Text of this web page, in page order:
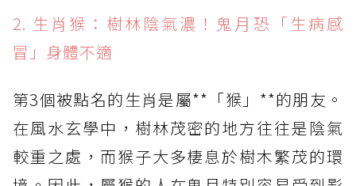
2. 生肖猴：樹林陰氣濃！鬼月恐「生病感
冒」身體不適
第3個被點名的生肖是屬**「猴」**的朋友。
在風水玄學中，樹林茂密的地方往往是陰氣
較重之處，而猴子大多棲息於樹木繁茂的環